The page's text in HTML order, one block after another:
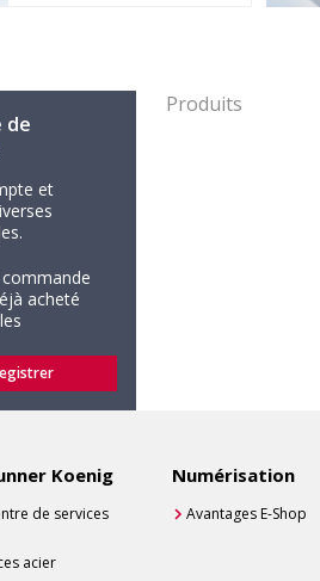
de
et
acheté
Produits
Koenig
de services
acier
Numérisation
Avantages E-Shop